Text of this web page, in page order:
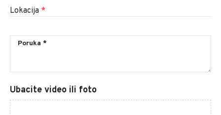
Lokacija *
Ubacite video ili foto